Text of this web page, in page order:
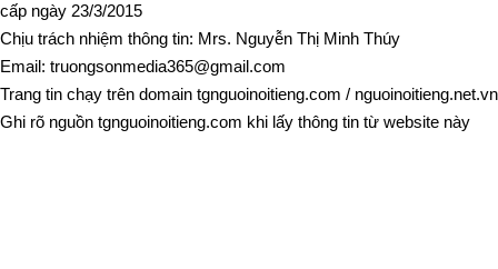
cấp ngày 23/3/2015
Chịu trách nhiệm thông tin: Mrs. Nguyễn Thị Minh Thúy
Email: truongsonmedia365@gmail.com
Trang tin chạy trên domain tgnguoinoitieng.com / nguoinoitieng.net.vn
Ghi rõ nguồn tgnguoinoitieng.com khi lấy thông tin từ website này